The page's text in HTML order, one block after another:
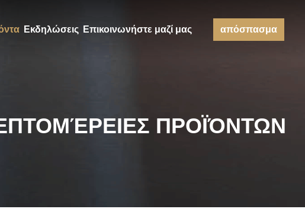
Εκδηλώσεις Επικοινωνήστε μαζί μας απόσπασμα
ΠΡΟΪΌΝΤΩΝ